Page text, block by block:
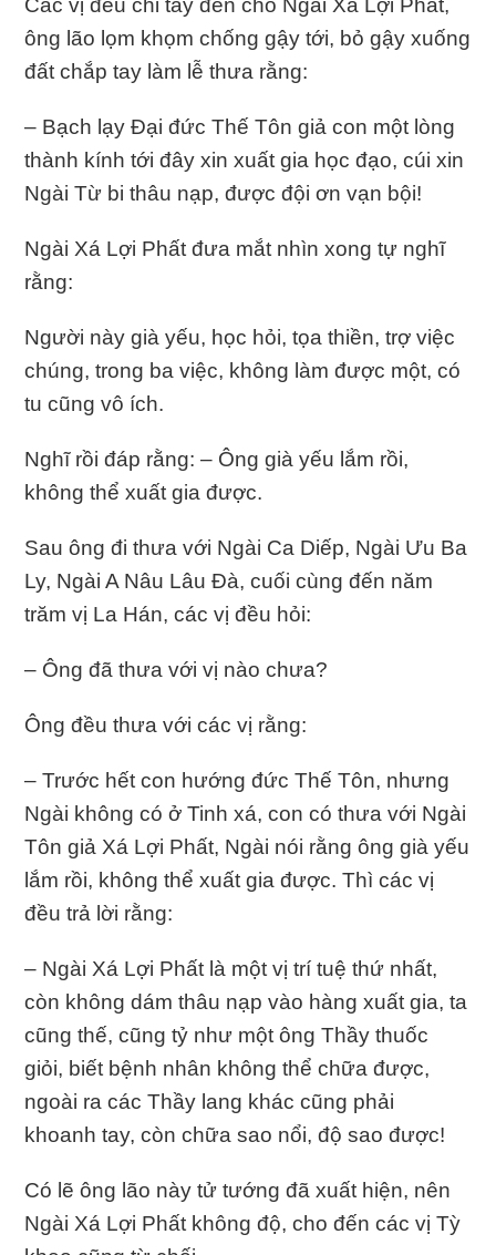
Các vị đều chỉ tay đến chỗ Ngài Xá Lợi Phất,
ông lão lọm khọm chống gậy tới, bỏ gậy xuống
đất chắp tay làm lễ thưa rằng:
– Bạch lạy Đại đức Thế Tôn giả con một lòng
thành kính tới đây xin xuất gia học đạo, cúi xin
Ngài Từ bi thâu nạp, được đội ơn vạn bội!
Ngài Xá Lợi Phất đưa mắt nhìn xong tự nghĩ
rằng:
Người này già yếu, học hỏi, tọa thiền, trợ việc
chúng, trong ba việc, không làm được một, có
tu cũng vô ích.
Nghĩ rồi đáp rằng: – Ông già yếu lắm rồi,
không thể xuất gia được.
Sau ông đi thưa với Ngài Ca Diếp, Ngài Ưu Ba
Ly, Ngài A Nâu Lâu Đà, cuối cùng đến năm
trăm vị La Hán, các vị đều hỏi:
– Ông đã thưa với vị nào chưa?
Ông đều thưa với các vị rằng:
– Trước hết con hướng đức Thế Tôn, nhưng
Ngài không có ở Tinh xá, con có thưa với Ngài
Tôn giả Xá Lợi Phất, Ngài nói rằng ông già yếu
lắm rồi, không thể xuất gia được. Thì các vị
đều trả lời rằng:
– Ngài Xá Lợi Phất là một vị trí tuệ thứ nhất,
còn không dám thâu nạp vào hàng xuất gia, ta
cũng thế, cũng tỷ như một ông Thầy thuốc
giỏi, biết bệnh nhân không thể chữa được,
ngoài ra các Thầy lang khác cũng phải
khoanh tay, còn chữa sao nổi, độ sao được!
Có lẽ ông lão này tử tướng đã xuất hiện, nên
Ngài Xá Lợi Phất không độ, cho đến các vị Tỳ